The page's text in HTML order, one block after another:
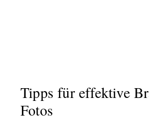
Tipps für effektive
Fotos